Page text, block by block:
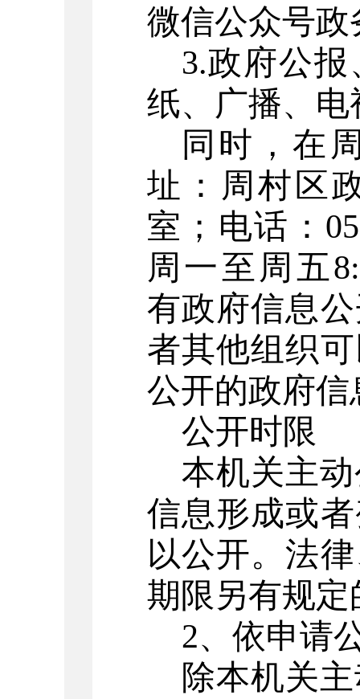
微信公众号政
3.政府公报
纸、广播、
同时，在
址： 周村区
室；电话：
周一至周五
有政府信息
者其他组织
公开的政府信
公开时限
本机关主
信息形成或
以公开。法
期限另有规
2、依申请
除本机关